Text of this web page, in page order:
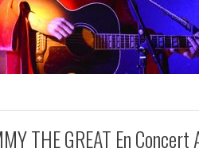
THE GREAT En